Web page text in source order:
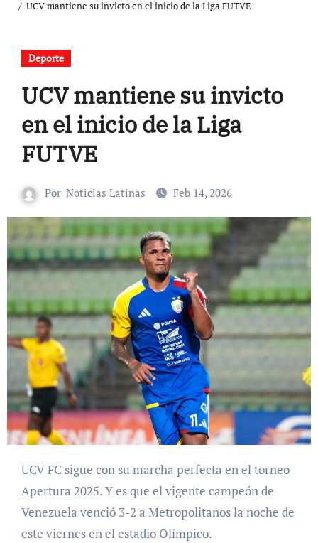
UCV mantiene su invicto en el inicio de la Liga FUTVE
Deporte
UCV mantiene su invicto
en el inicio de la Liga
FUTVE
Por Noticias Latinas Feb 14, 2026
UCV FC sigue con su marcha perfecta en el torneo
Apertura 2025. Y es que el vigente campeón de
Venezuela venció 3-2 a Metropolitanos la noche de
este viernes en el estadio Olímpico.